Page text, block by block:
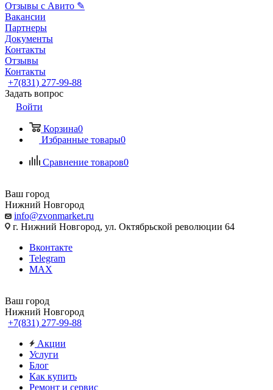
Отзывы с Авито ✎
Вакансии
Партнеры
Документы
Контакты
Отзывы
Контакты
+7(831) 277-99-88
Задать вопрос
Войти
Корзина0
Избранные товары0
Сравнение товаров0
Ваш город
Нижний Новгород
info@zvonmarket.ru
г. Нижний Новгород, ул. Октябрьской революции 64
Вконтакте
Telegram
MAX
Ваш город
Нижний Новгород
+7(831) 277-99-88
Акции
Услуги
Блог
Как купить
Ремонт и сервис